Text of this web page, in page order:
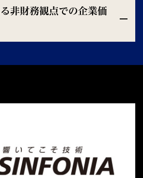
非財務観点での企業価